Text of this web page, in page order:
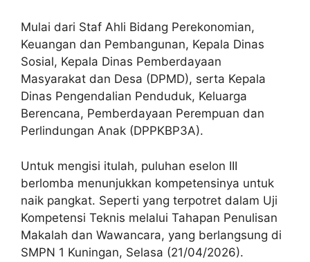
Mulai dari Staf Ahli Bidang Perekonomian,
Keuangan dan Pembangunan, Kepala Dinas
Sosial, Kepala Dinas Pemberdayaan
Masyarakat dan Desa (DPMD), serta Kepala
Dinas Pengendalian Penduduk, Keluarga
Berencana, Pemberdayaan Perempuan dan
Perlindungan Anak (DPPKBP3A).
Untuk mengisi itulah, puluhan eselon III
berlomba menunjukkan kompetensinya untuk
naik pangkat. Seperti yang terpotret dalam Uji
Kompetensi Teknis melalui Tahapan Penulisan
Makalah dan Wawancara, yang berlangsung di
SMPN 1 Kuningan, Selasa (21/04/2026).